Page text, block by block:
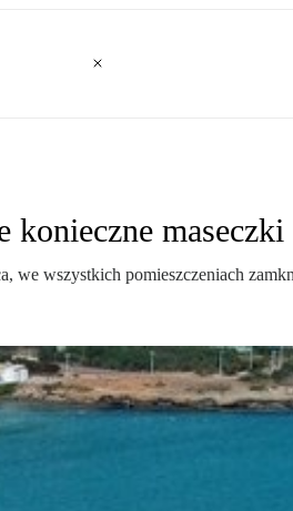
konieczne maseczki
wszystkich pomieszczeniach